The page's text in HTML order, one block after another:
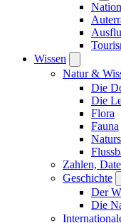
Wissen
Natur &
Die
Die
Flora
Fauna
Zahlen,
Geschichte
Der
Die